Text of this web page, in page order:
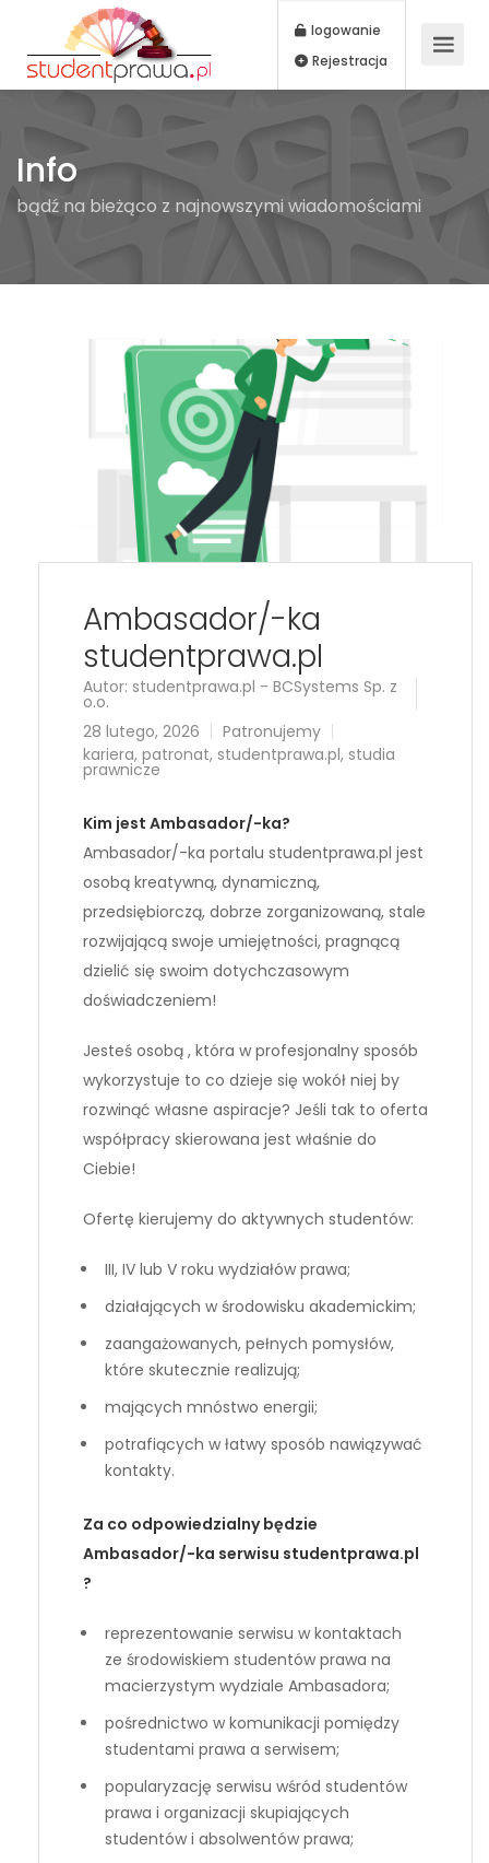
logowanie
Rejestracja
Info
bądź na bieżąco z najnowszymi wiadomościami
Ambasador/-ka
studentprawa.pl
Autor: studentprawa.pl - BCSystems Sp. z
o.o.
28 lutego, 2026
Patronujemy
kariera, patronat, studentprawa.pl, studia
prawnicze
Kim jest Ambasador/-ka?
Ambasador/-ka portalu studentprawa.pl jest
osobą kreatywną, dynamiczną,
przedsiębiorczą, dobrze zorganizowaną, stale
rozwijającą swoje umiejętności, pragnącą
dzielić się swoim dotychczasowym
doświadczeniem!
Jesteś osobą , która w profesjonalny sposób
wykorzystuje to co dzieje się wokół niej by
rozwinąć własne aspiracje? Jeśli tak to oferta
współpracy skierowana jest właśnie do
Ciebie!
Ofertę kierujemy do aktywnych studentów:
III, IV lub V roku wydziałów prawa;
działających w środowisku akademickim;
zaangażowanych, pełnych pomysłów,
które skutecznie realizują;
mających mnóstwo energii;
potrafiących w łatwy sposób nawiązywać
kontakty.
Za co odpowiedzialny będzie
Ambasador/-ka serwisu studentprawa.pl
?
reprezentowanie serwisu w kontaktach
ze środowiskiem studentów prawa na
macierzystym wydziale Ambasadora;
pośrednictwo w komunikacji pomiędzy
studentami prawa a serwisem;
popularyzację serwisu wśród studentów
prawa i organizacji skupiających
studentów i absolwentów prawa;